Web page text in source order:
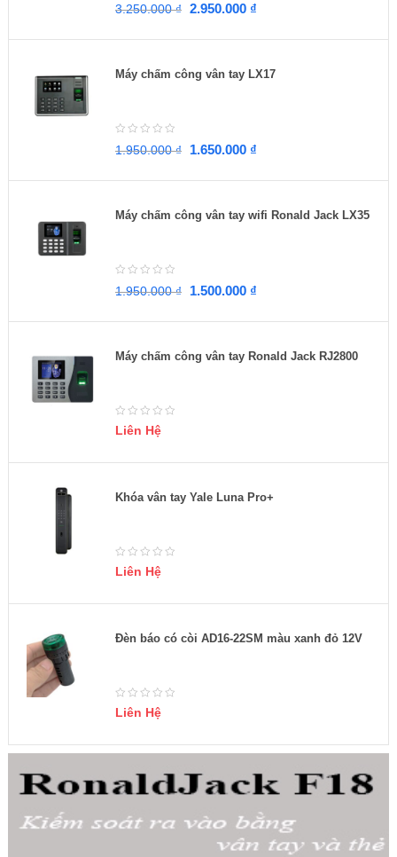
3.250.000₫ 2.950.000 ₫
Máy chấm công vân tay LX17
1.950.000₫ 1.650.000 ₫
Máy chấm công vân tay wifi Ronald Jack LX35
1.950.000₫ 1.500.000 ₫
Máy chấm công vân tay Ronald Jack RJ2800
Liên Hệ
Khóa vân tay Yale Luna Pro+
Liên Hệ
Đèn báo có còi AD16-22SM màu xanh đỏ 12V
Liên Hệ